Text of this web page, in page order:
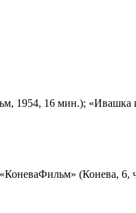
1954, 16 мин.); «Ивашка
(Конева, 6,